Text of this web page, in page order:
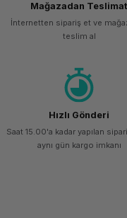
Mağazadan Teslimat
İnternetten sipariş et ve
teslim al
Hızlı Gönderi
Saat 15.00'a kadar yapılan
aynı gün kargo imkanı